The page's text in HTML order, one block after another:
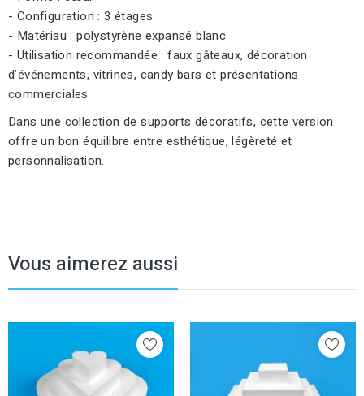
- Configuration : 3 étages
- Matériau : polystyrène expansé blanc
- Utilisation recommandée : faux gâteaux, décoration
d’événements, vitrines, candy bars et présentations
commerciales
Dans une collection de supports décoratifs, cette version
offre un bon équilibre entre esthétique, légèreté et
personnalisation.
Vous aimerez aussi